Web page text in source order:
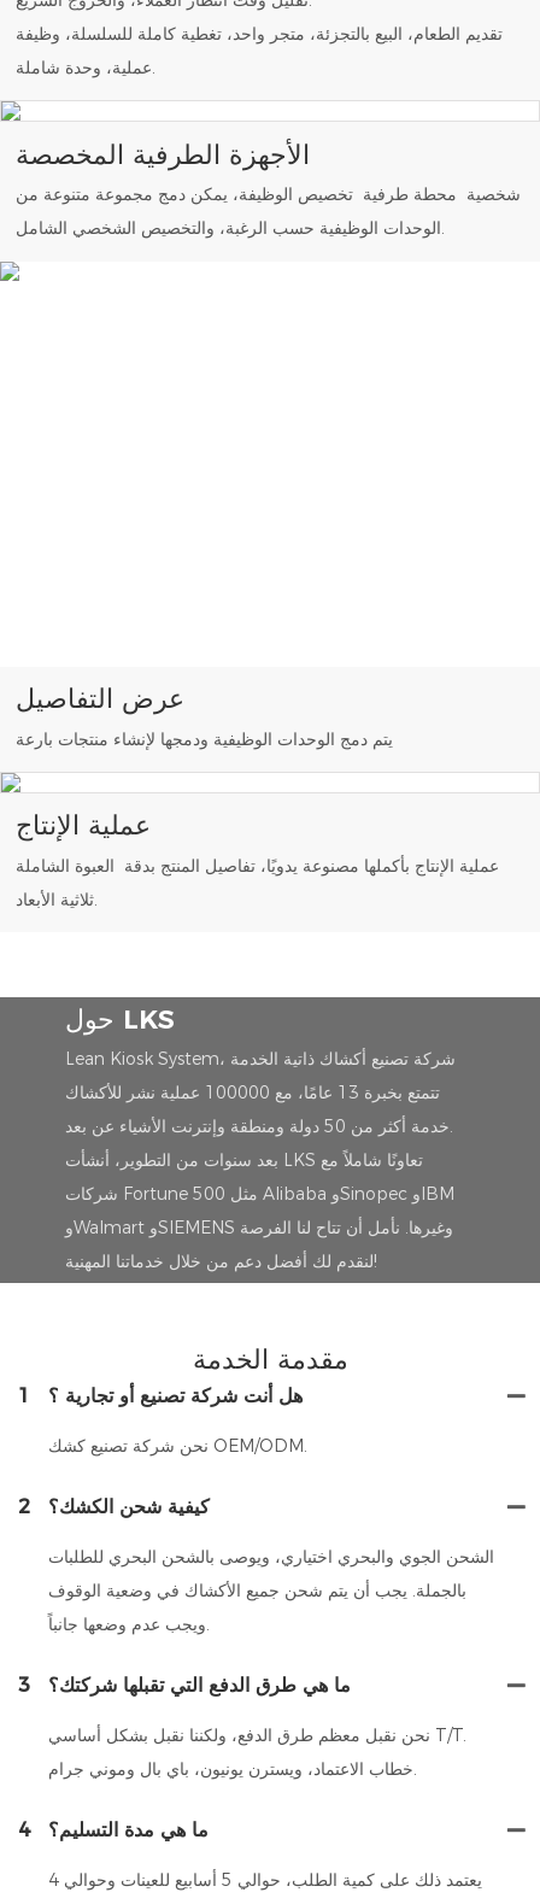
تقديم الطعام، البيع بالتجزئة، متجر واحد، تغطية كاملة للسلسلة، وظيفة
عملية، وحدة شاملة.
الأجهزة الطرفية المخصصة
شخصية محطة طرفية تخصيص الوظيفة، يمكن دمج مجموعة متنوعة من
الوحدات الوظيفية حسب الرغبة، والتخصيص الشخصي الشامل.
عرض التفاصيل
يتم دمج الوحدات الوظيفية ودمجها لإنشاء منتجات بارعة
عملية الإنتاج
عملية الإنتاج بأكملها مصنوعة يدويًا، تفاصيل المنتج بدقة العبوة الشاملة
ثلاثية الأبعاد.
حول LKS
Lean Kiosk System، شركة تصنيع أكشاك ذاتية الخدمة
تتمتع بخبرة 13 عامًا، مع 100000 عملية نشر للأكشاك
خدمة أكثر من 50 دولة ومنطقة وإنترنت الأشياء عن بعد.
بعد سنوات من التطوير، أنشأت LKS تعاونًا شاملاً مع
شركات Fortune 500 مثل Alibaba وSinopec وIBM
وWalmart وSIEMENS وغيرها. نأمل أن تتاح لنا الفرصة
لنقدم لك أفضل دعم من خلال خدماتنا المهنية!
مقدمة الخدمة
1 هل أنت شركة تصنيع أو تجارية ؟
نحن شركة تصنيع كشك OEM/ODM.
2 كيفية شحن الكشك؟
الشحن الجوي والبحري اختياري، ويوصى بالشحن البحري للطلبات
بالجملة. يجب أن يتم شحن جميع الأكشاك في وضعية الوقوف
ويجب عدم وضعها جانباً.
3 ما هي طرق الدفع التي تقبلها شركتك؟
نحن نقبل معظم طرق الدفع، ولكننا نقبل بشكل أساسي T/T.
خطاب الاعتماد، ويسترن يونيون، باي بال وموني جرام.
4 ما هي مدة التسليم؟
يعتمد ذلك على كمية الطلب، حوالي 5 أسابيع للعينات وحوالي 4